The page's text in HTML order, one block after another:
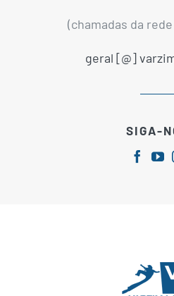
(chamadas da
geral [@]
SIGA-